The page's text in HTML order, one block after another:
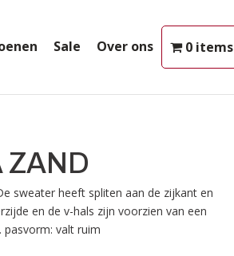
Sale Over ons 0 items
ZAND
sweater heeft spliten aan de zijkant en
en de v-hals zijn voorzien van een
valt ruim